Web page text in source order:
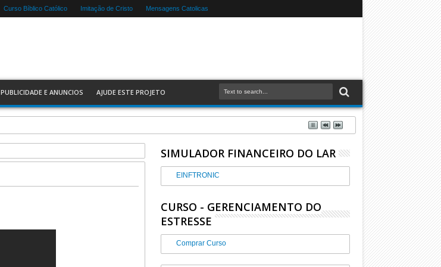
Curso Bíblico Católico Imitação de Cristo Mensagens Catolicas
PUBLICIDADE E ANUNCIOS AJUDE ESTE PROJETO
SIMULADOR FINANCEIRO DO LAR
EINFTRONIC
CURSO - GERENCIAMENTO DO
ESTRESSE
Comprar Curso